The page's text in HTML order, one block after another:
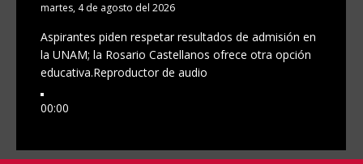
martes, 4 de agosto del 2026
Aspirantes piden respetar resultados de admisión en
la UNAM; la Rosario Castellanos ofrece otra opción
educativa.Reproductor de audio
00:00